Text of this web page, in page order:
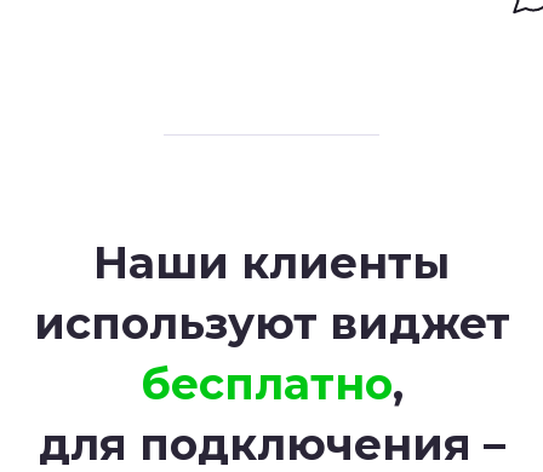
Наши клиенты
используют виджет
бесплатно,
для подключения –